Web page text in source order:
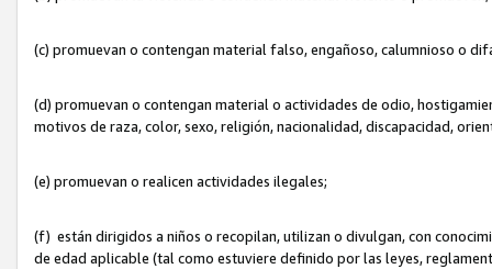
(c) promuevan o contengan material falso, engañoso, calumnioso o
(d) promuevan o contengan material o actividades de odio,
motivos de raza, color, sexo, religión, nacionalidad, discapacidad,
(e) promuevan o realicen actividades ilegales;
(f) están dirigidos a niños o recopilan, utilizan o divulgan, con
de edad aplicable (tal como estuviere definido por las leyes,